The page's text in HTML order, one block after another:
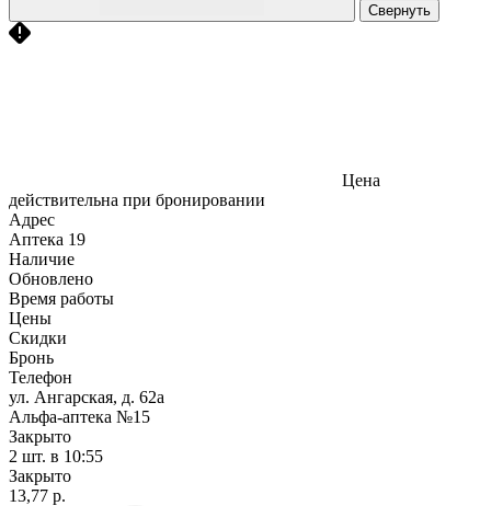
Свернуть
Цена
действительна при бронировании
Адрес
Аптека 19
Наличие
Обновлено
Время работы
Цены
Скидки
Бронь
Телефон
ул. Ангарская, д. 62а
Альфа-аптека №15
Закрыто
2 шт. в 10:55
Закрыто
13,77 р.